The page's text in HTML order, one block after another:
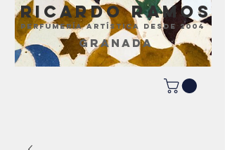
Ricardo Ramos
perfumería artística desde 2004
GRANADA